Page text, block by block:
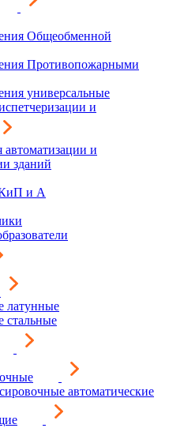
Общеобменной
Противопожарными
универсальные
и
автоматизации и
зданий
и А
латунные
стальные
автоматические